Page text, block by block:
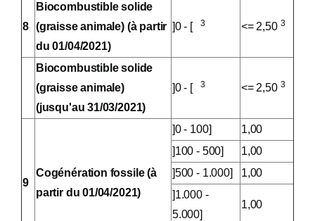
8
Biocombustible solide
(graisse animale) (à partir
du 01/04/2021)
]0 - [3 <= 2,50 3
Biocombustible solide
(graisse animale)
(jusqu'au 31/03/2021)
]0 - [3 <= 2,50 3
9
Cogénération fossile (à
partir du 01/04/2021)
]0 - 100]
1,00
]100 - 500]
1,00
]500 - 1.000]
1,00
]1.000 -
5.000]
1,00